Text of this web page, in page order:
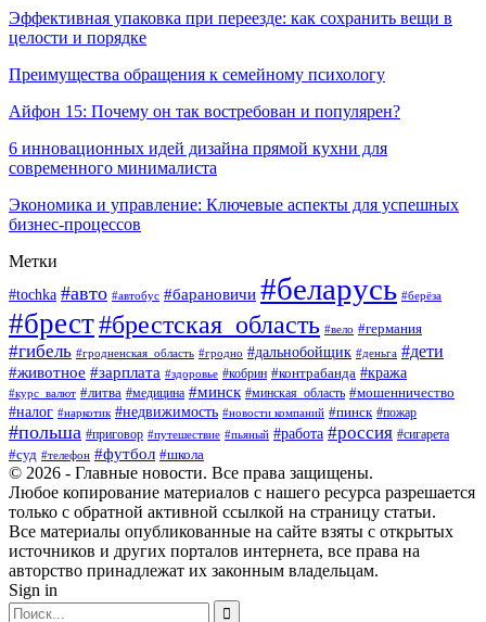
Эффективная упаковка при переезде: как сохранить вещи в
целости и порядке
Преимущества обращения к семейному психологу
Айфон 15: Почему он так востребован и популярен?
6 инновационных идей дизайна прямой кухни для
современного минималиста
Экономика и управление: Ключевые аспекты для успешных
бизнес-процессов
Метки
#tochka #авто #автобус #барановичи #беларусь #берёза
#брест#брестская_область #вело #германия
#гибель #гродненская_область #гродно #дальнобойщик #деньга #дети
#животное #зарплата #здоровье #кобрин #контрабанда #кража
#курс_валют #литва #медицина #минск #минская_область #мошенничество
#налог #наркотик #недвижимость #новости компаний #пинск #пожар
#польша #приговор #путешествие #пьяный #работа #россия #сигарета
#суд #телефон #футбол #школа
© 2026 - Главные новости. Все права защищены.
Любое копирование материалов с нашего ресурса разрешается
только с обратной активной ссылкой на страницу статьи.
Все материалы опубликованные на сайте взяты с открытых
источников и других порталов интернета, все права на
авторство принадлежат их законным владельцам.
Sign in